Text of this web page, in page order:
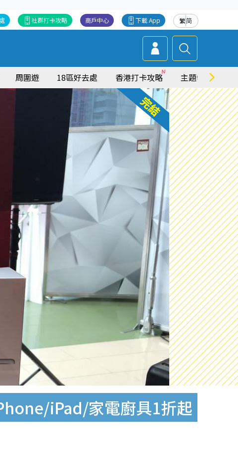
繁简
下載 App
商戶中心
社群打卡攻略
周圍遊 18區好去處 香港打卡攻略 主題特集
iPad/家電廚具1折起